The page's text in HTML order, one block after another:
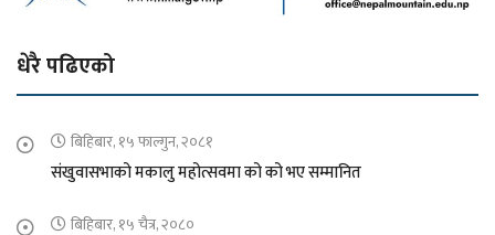
धेरै पढिएको
बिहिबार, १५ फाल्गुन, २०८१
संखुवासभाको मकालु महोत्सवमा को को भए सम्मानित
बिहिबार, १५ चैत्र, २०८०